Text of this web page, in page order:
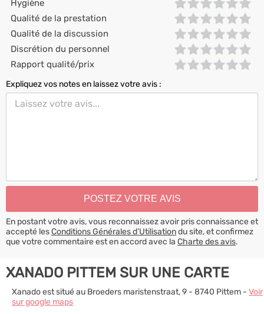
Hygiène
Qualité de la prestation
Qualité de la discussion
Discrétion du personnel
Rapport qualité/prix
Expliquez vos notes en laissez votre avis :
En postant votre avis, vous reconnaissez avoir pris connaissance et
accepté lesConditions Générales d’Utilisationdu site, et confirmez
que votre commentaire est en accord avec la Charte des avis.
XANADO PITTEM SUR UNE CARTE
Xanado est situé au Broeders maristenstraat, 9 - 8740 Pittem - Voir
sur google maps